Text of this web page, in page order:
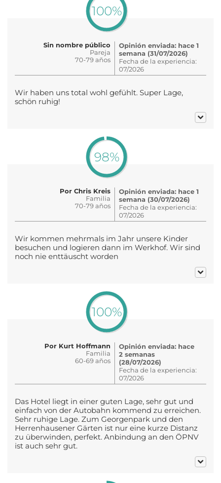
100%
Sin nombre público
Pareja
70-79 años
Opinión enviada: hace 1
semana (31/07/2026)
Fecha de la experiencia:
07/2026
Wir haben uns total wohl gefühlt. Super Lage,
schön ruhig!
98%
Por Chris Kreis
Familia
70-79 años
Opinión enviada: hace 1
semana (30/07/2026)
Fecha de la experiencia:
07/2026
Wir kommen mehrmals im Jahr unsere Kinder
besuchen und logieren dann im Werkhof. Wir sind
noch nie enttäuscht worden
100%
Por Kurt Hoffmann
Familia
60-69 años
Opinión enviada: hace
2 semanas
(28/07/2026)
Fecha de la experiencia:
07/2026
Das Hotel liegt in einer guten Lage, sehr gut und
einfach von der Autobahn kommend zu erreichen.
Sehr ruhige Lage. Zum Georgenpark und den
Herrenhausener Gärten ist nur eine kurze Distanz
zu überwinden, perfekt. Anbindung an den ÖPNV
ist auch sehr gut.